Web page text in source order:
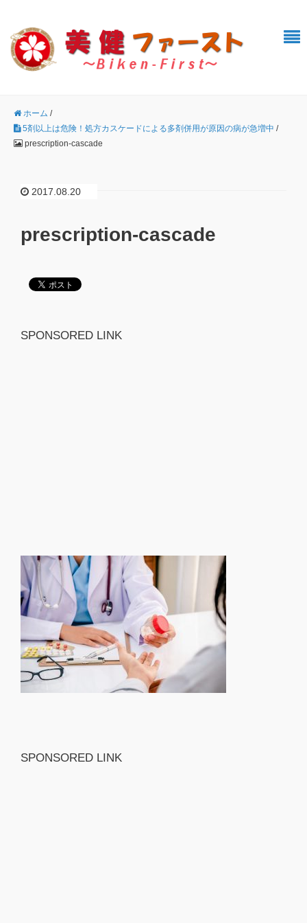
ホーム /
5剤以上は危険！処方カスケードによる多剤併用が原因の病が急増中 /
prescription-cascade
2017.08.20
prescription-cascade
SPONSORED LINK
SPONSORED LINK